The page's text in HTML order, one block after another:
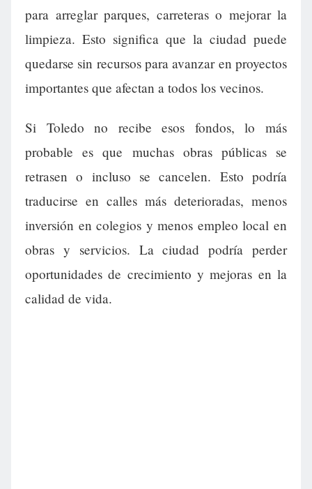
para arreglar parques, carreteras o mejorar la
limpieza. Esto significa que la ciudad puede
quedarse sin recursos para avanzar en proyectos
importantes que afectan a todos los vecinos.
Si Toledo no recibe esos fondos, lo más
probable es que muchas obras públicas se
retrasen o incluso se cancelen. Esto podría
traducirse en calles más deterioradas, menos
inversión en colegios y menos empleo local en
obras y servicios. La ciudad podría perder
oportunidades de crecimiento y mejoras en la
calidad de vida.